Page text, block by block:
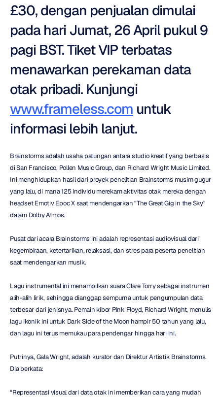
£30, dengan penjualan dimulai
pada hari Jumat, 26 April pukul 9
pagi BST. Tiket VIP terbatas
menawarkan perekaman data
www.frameless.com untuk
informasi lebih lanjut.
Brainstorms adalah usaha patungan antara studio kreatif yang berbasis
di San Francisco, Pollen Music Group, dan Richard Wright Music Limited.
Ini menghidupkan hasil dari proyek penelitian Brainstorms musim gugur
yang lalu, di mana 125 individu merekam aktivitas otak mereka dengan
headset Emotiv Epoc X saat mendengarkan "The Great Gig in the Sky"
dalam Dolby Atmos.
Pusat dari acara Brainstorms ini adalah representasi audiovisual dari
kegembiraan, ketertarikan, relaksasi, dan stres para peserta penelitian
saat mendengarkan musik.
Lagu instrumental ini menampilkan suara Clare Torry sebagai instrumen
alih-alih lirik, sehingga dianggap sempurna untuk pengumpulan data
terbesar dari jenisnya. Pemain kibor Pink Floyd, Richard Wright, menulis
lagu ikonik ini untuk Dark Side of the Moon hampir 50 tahun yang lalu,
dan lagu ini terus memukau para pendengar hingga hari ini.
Putrinya, Gala Wright, adalah kurator dan Direktur Artistik Brainstorms.
Dia berkata:
“Representasi visual dari data otak ini memberikan cara yang mudah